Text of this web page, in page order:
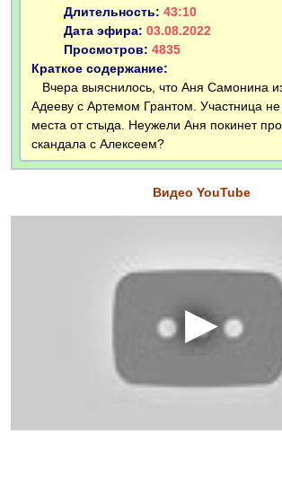
Длительность: 43:10
Дата эфира: 03.08.2022
Просмотров: 4835
Краткое содержание:
Вчера выяснилось, что Аня Самонина
Адееву с Артемом Грантом. Участница
места от стыда. Неужели Аня покинет
скандала с Алексеем?
Видео YouTube